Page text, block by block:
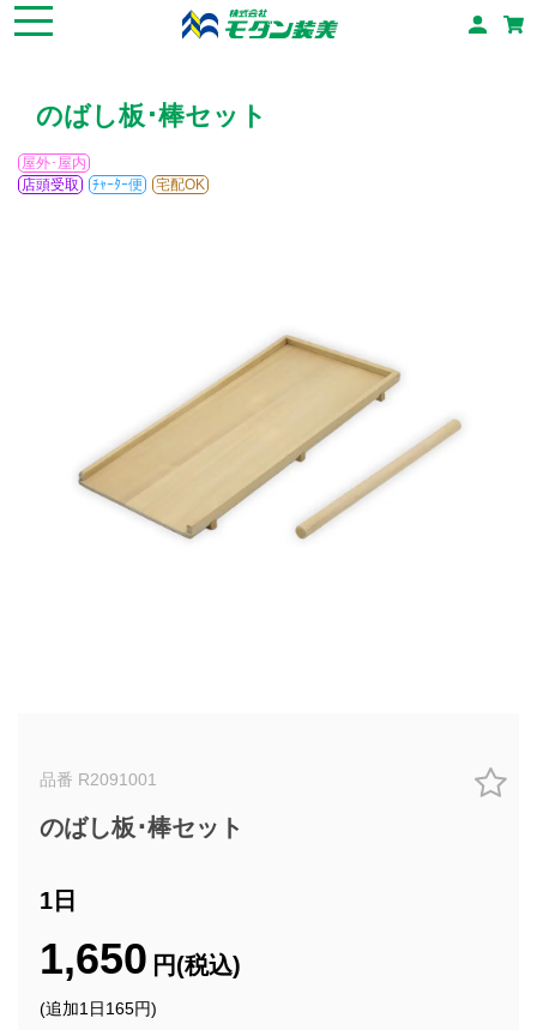
のばし板･棒セット
屋外･屋内
店頭受取
ﾁｬｰﾀｰ便 宅配OK
品番 R2091001
のばし板･棒セット
1日
1,650 円(税込)
(追加1日165円)